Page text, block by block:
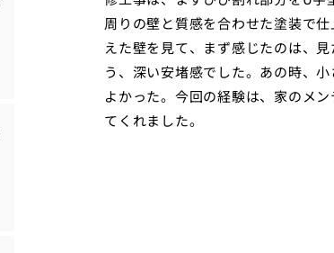
周りの壁と質感を合わせた塗装で
えた壁を見て、まず感じたのは、
う、深い安堵感でした。あの時、
よかった。今回の経験は、家のメ
てくれました。